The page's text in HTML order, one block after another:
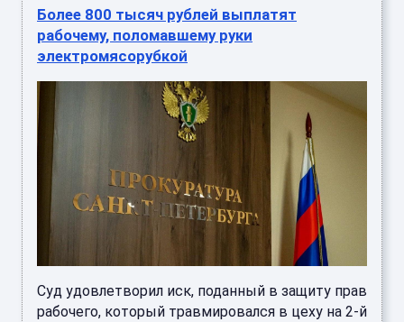
Более 800 тысяч рублей выплатят
рабочему, поломавшему руки
электромясорубкой
Суд удовлетворил иск, поданный в защиту прав
рабочего, который травмировался в цеху на 2-й